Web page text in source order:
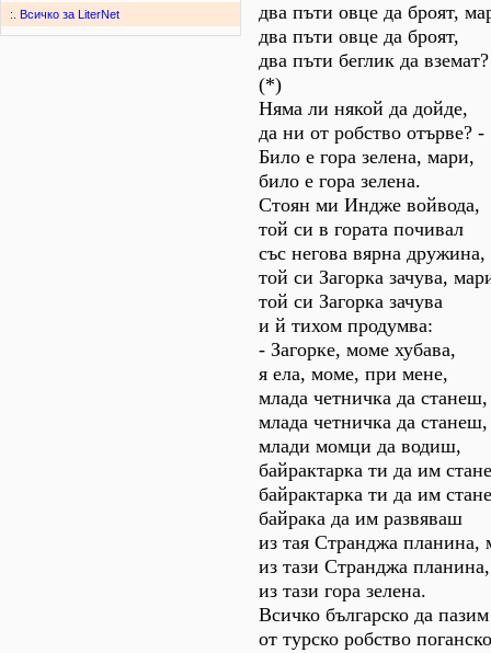
:. Всичко за LiterNet
два пъти овце да броят,
два пъти овце да броят,
два пъти беглик да вземат?
(*)
Няма ли някой да дойде,
да ни от робство отърве? -
Било е гора зелена, мари,
било е гора зелена.
Стоян ми Индже войвода,
той си в гората почивал
със негова вярна дружина,
той си Загорка зачува,
той си Загорка зачува
и й тихом продумва:
- Загорке, моме хубава,
я ела, моме, при мене,
млада четничка да
млада четничка да станеш,
млади момци да водиш,
байрактарка ти да им
байрактарка ти да им
байрака да им развяваш
из тая Странджа планина,
из тази Странджа планина,
из тази гора зелена.
Всичко българско да пазим
от турско робство